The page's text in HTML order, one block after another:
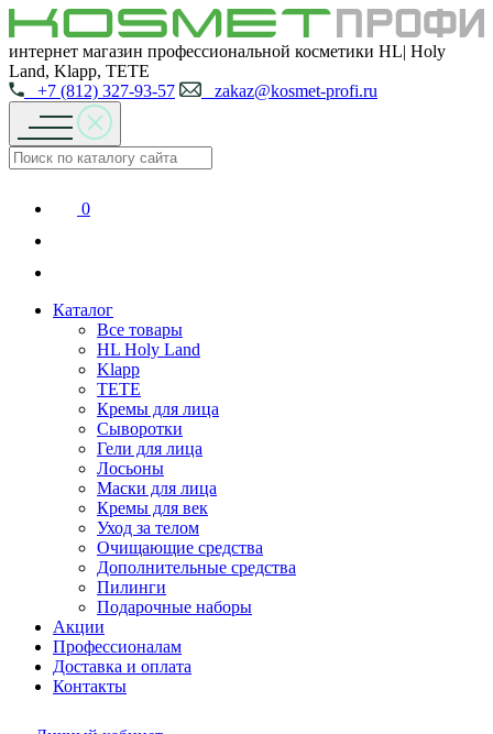
интернет магазин профессиональной косметики HL| Holy
Land, Klapp, TETE
+7 (812) 327-93-57
zakaz@kosmet-profi.ru
0
Каталог
Все товары
HL Holy Land
Klapp
TETE
Кремы для лица
Сыворотки
Гели для лица
Лосьоны
Маски для лица
Кремы для век
Уход за телом
Очищающие средства
Дополнительные средства
Пилинги
Подарочные наборы
Акции
Профессионалам
Доставка и оплата
Контакты